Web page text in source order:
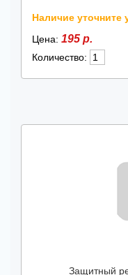
Наличие уточните
Цена: 195 р.
Количество:
Защитный